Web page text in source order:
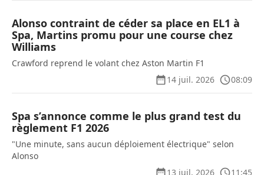
Alonso contraint de céder sa place en EL1 à
Spa, Martins promu pour une course chez
Williams
Crawford reprend le volant chez Aston Martin F1
14 juil. 2026
08:09
Spa s’annonce comme le plus grand test du
règlement F1 2026
"Une minute, sans aucun déploiement électrique" selon
Alonso
13 juil. 2026
11:45